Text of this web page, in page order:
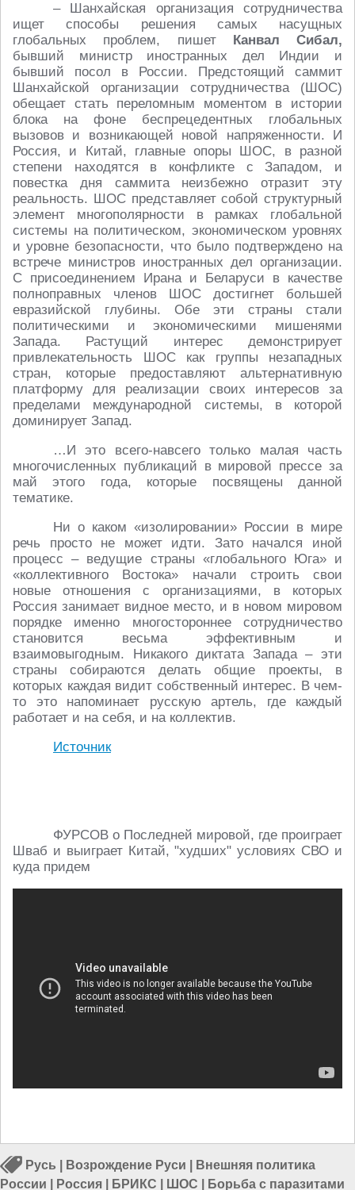
– Шанхайская организация сотрудничества
ищет способы решения самых насущных
глобальных проблем, пишет Канвал Сибал,
бывший министр иностранных дел Индии и
бывший посол в России. Предстоящий саммит
Шанхайской организации сотрудничества (ШОС)
обещает стать переломным моментом в истории
блока на фоне беспрецедентных глобальных
вызовов и возникающей новой напряженности. И
Россия, и Китай, главные опоры ШОС, в разной
степени находятся в конфликте с Западом, и
повестка дня саммита неизбежно отразит эту
реальность. ШОС представляет собой структурный
элемент многополярности в рамках глобальной
системы на политическом, экономическом уровнях
и уровне безопасности, что было подтверждено на
встрече министров иностранных дел организации.
С присоединением Ирана и Беларуси в качестве
полноправных членов ШОС достигнет большей
евразийской глубины. Обе эти страны стали
политическими и экономическими мишенями
Запада. Растущий интерес демонстрирует
привлекательность ШОС как группы незападных
стран, которые предоставляют альтернативную
платформу для реализации своих интересов за
пределами международной системы, в которой
доминирует Запад.
…И это всего-навсего только малая часть
многочисленных публикаций в мировой прессе за
май этого года, которые посвящены данной
тематике.
Ни о каком «изолировании» России в мире
речь просто не может идти. Зато начался иной
процесс – ведущие страны «глобального Юга» и
«коллективного Востока» начали строить свои
новые отношения с организациями, в которых
Россия занимает видное место, и в новом мировом
порядке именно многостороннее сотрудничество
становится весьма эффективным и
взаимовыгодным. Никакого диктата Запада – эти
страны собираются делать общие проекты, в
которых каждая видит собственный интерес. В чем-
то это напоминает русскую артель, где каждый
работает и на себя, и на коллектив.
Источник
ФУРСОВ о Последней мировой, где проиграет
Шваб и выиграет Китай, "худших" условиях СВО и
куда придем
Русь Возрождение Руси
Внешняя политика
России
Россия БРИКС ШОС Борьба с паразитами